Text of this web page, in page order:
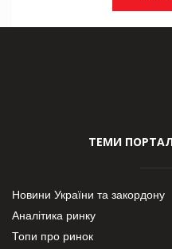
ТЕМИ
Новини України та закордону
Аналітика ринку
Топи про ринок